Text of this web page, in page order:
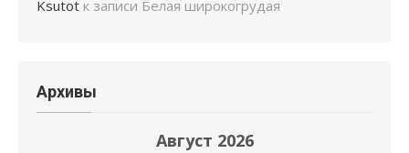
Ksutot к записи Белая широкогрудая
Архивы
Август 2026